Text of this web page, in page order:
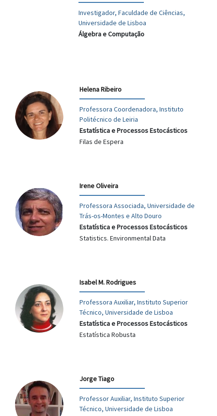
Investigador, Faculdade de Ciências,
Universidade de Lisboa
Álgebra e Computação
Helena Ribeiro
Professora Coordenadora, Instituto
Politécnico de Leiria
Estatística e Processos Estocásticos
Filas de Espera
Irene Oliveira
Professora Associada, Universidade de
Trás-os-Montes e Alto Douro
Estatística e Processos Estocásticos
Statistics. Environmental Data
Isabel M. Rodrigues
Professora Auxiliar, Instituto Superior
Técnico, Universidade de Lisboa
Estatística e Processos Estocásticos
Estatística Robusta
Jorge Tiago
Professor Auxiliar, Instituto Superior
Técnico, Universidade de Lisboa